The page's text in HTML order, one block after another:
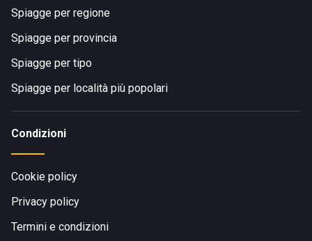
Spiagge per regione
Spiagge per provincia
Spiagge per tipo
Spiagge per località più popolari
Condizioni
Cookie policy
Privacy policy
Termini e condizioni